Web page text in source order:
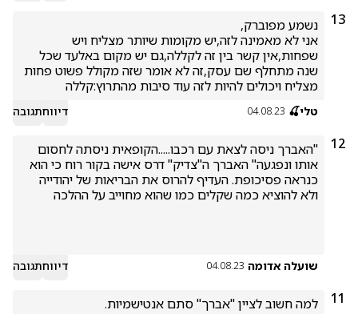
13
מצליח ויכולים להיות לזה עוד סיבות מהתרוץ:קללה
טלי🍒 04.08.23 דיווחתגובה
12
שועלה אדומה 04.08.23 דיווחתגובה
11 למה חשוב לציין "אברך" סתם אנטישמיות.